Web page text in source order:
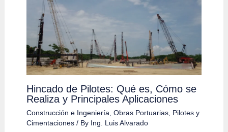
Hincado de Pilotes: Qué es, Cómo se
Realiza y Principales Aplicaciones
Construcción e Ingeniería, Obras Portuarias, Pilotes y
Cimentaciones/ By Ing. Luis Alvarado